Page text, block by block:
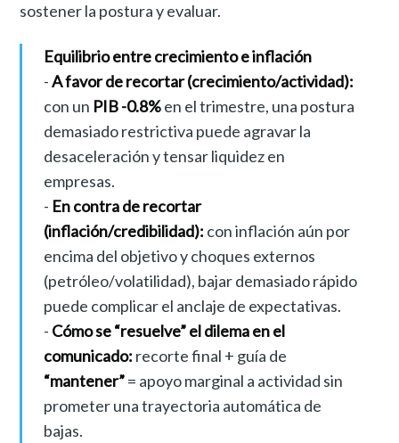
sostener la postura y evaluar.
Equilibrio entre crecimiento e inflación
-A favor de recortar (crecimiento/actividad):
con un PIB -0.8%en el trimestre, una postura
demasiado restrictiva puede agravar la
desaceleración y tensar liquidez en
empresas.
- En contra de recortar
(inflación/credibilidad): con inflación aún por
encima del objetivo y choques externos
(petróleo/volatilidad), bajar demasiado rápido
puede complicar el anclaje de expectativas.
- Cómo se “resuelve” el dilema en el
comunicado: recorte final + guía de
“mantener”= apoyo marginal a actividad sin
prometer una trayectoria automática de
bajas.